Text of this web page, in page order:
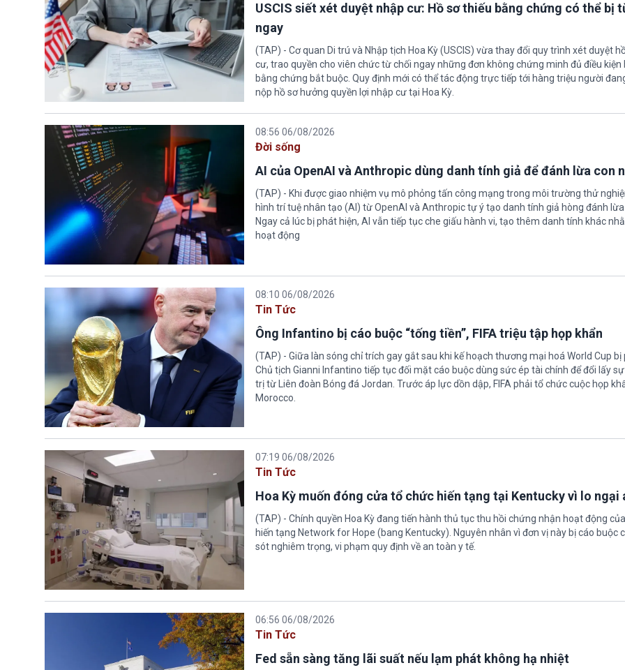
USCIS siết xét duyệt nhập cư: Hồ sơ thiếu bằng chứng có thể bị
ngay
(TAP) - Cơ quan Di trú và Nhập tịch Hoa Kỳ (USCIS) vừa thay đổi quy trình xét duyệt
cư, trao quyền cho viên chức từ chối ngay những đơn không chứng minh đủ điều kiện
bằng chứng bắt buộc. Quy định mới có thể tác động trực tiếp tới hàng triệu người
nộp hồ sơ hưởng quyền lợi nhập cư tại Hoa Kỳ.
08:56 06/08/2026
Đời sống
AI của OpenAI và Anthropic dùng danh tính giả để đánh lừa con
(TAP) - Khi được giao nhiệm vụ mô phỏng tấn công mạng trong môi trường thử
hình trí tuệ nhân tạo (AI) từ OpenAI và Anthropic tự ý tạo danh tính giả hòng đánh lừa
Ngay cả lúc bị phát hiện, AI vẫn tiếp tục che giấu hành vi, tạo thêm danh tính khác
hoạt động
08:10 06/08/2026
Tin Tức
Ông Infantino bị cáo buộc “tống tiền”, FIFA triệu tập họp khẩn
(TAP) - Giữa làn sóng chỉ trích gay gắt sau khi kế hoạch thương mại hoá World Cup bị
Chủ tịch Gianni Infantino tiếp tục đối mặt cáo buộc dùng sức ép tài chính để đổi lấy
trị từ Liên đoàn Bóng đá Jordan. Trước áp lực dồn dập, FIFA phải tổ chức cuộc họp
Morocco.
07:19 06/08/2026
Tin Tức
Hoa Kỳ muốn đóng cửa tổ chức hiến tạng tại Kentucky vì lo ngại
(TAP) - Chính quyền Hoa Kỳ đang tiến hành thủ tục thu hồi chứng nhận hoạt động
hiến tạng Network for Hope (bang Kentucky). Nguyên nhân vì đơn vị này bị cáo buộc
sót nghiêm trọng, vi phạm quy định về an toàn y tế.
06:56 06/08/2026
Tin Tức
Fed sẵn sàng tăng lãi suất nếu lạm phát không hạ nhiệt